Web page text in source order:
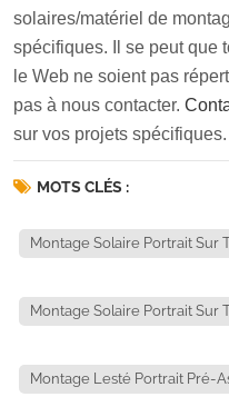
solaires/matériel de
spécifiques. Il se peut que
le Web ne soient pas
pas à nous contacter.
sur vos projets spécifiques.
MOTS CLÉS :
Montage Solaire Portrait Sur
Montage Solaire Portrait Sur
Montage Lesté Portrait Pré-